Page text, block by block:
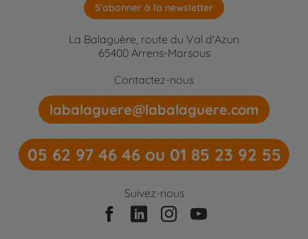
S'abonner à la newsletter
La Balaguère, route du Val d'Azun
65400 Arrens-Marsous
Contactez-nous
labalaguere@labalaguere.com
05 62 97 46 46 ou 01 85 23 92 55
Suivez-nous